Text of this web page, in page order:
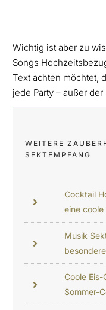
Wichtig ist aber zu
Songs
Text achten möchtet,
jede Party – außer
WEITERE
SEKTEMPFANG
Cocktail
eine
Musik
Coole
Sommer-